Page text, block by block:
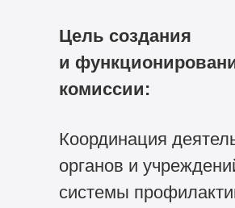
Цель создания
и
комиссии:
Координация
органов и
системы